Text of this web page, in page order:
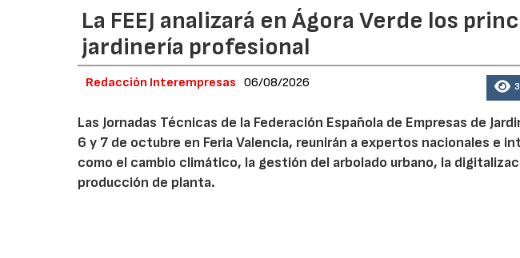
La FEEJ analizará en Ágora Verde los
jardinería profesional
Redacción Interempresas 06/08/2026
Las Jornadas Técnicas de la Federación Española de Empresas de
6 y 7 de octubre en Feria Valencia, reunirán a expertos nacionales e
como el cambio climático, la gestión del arbolado urbano, la
producción de planta.